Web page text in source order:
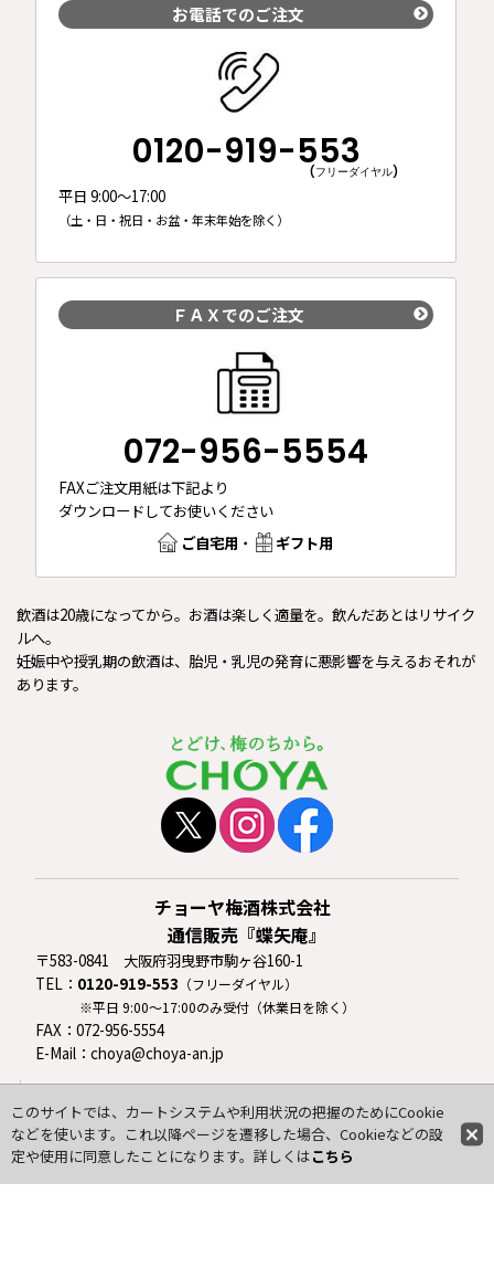
お電話でのご注文
0120-919-553
(フリーダイヤル)
平日 9:00～17:00
（土・日・祝日・お盆・年末年始を除く）
ＦＡＸでのご注文
072-956-5554
FAXご注文用紙は下記より
ダウンロードしてお使いください
ご自宅用 ・ ギフト用
飲酒は20歳になってから。お酒は楽しく適量を。飲んだあとはリサイク
ルへ。
妊娠中や授乳期の飲酒は、胎児・乳児の発育に悪影響を与えるおそれが
あります。
チョーヤ梅酒株式会社
通信販売『蝶矢庵』
〒583-0841 大阪府羽曳野市駒ヶ谷160-1
TEL： 0120-919-553 （フリーダイヤル）
※平日 9:00〜17:00のみ受付（休業日を除く）
FAX：072-956-5554
E-Mail：choya@choya-an.jp
初めての方へ
ご利用案内
新規会員登録
マイページ
よくあるご質問
このサイトでは、カートシステムや利用状況の把握のためにCookie
などを使います。これ以降ページを遷移した場合、Cookieなどの設
定や使用に同意したことになります。詳しくはこちら